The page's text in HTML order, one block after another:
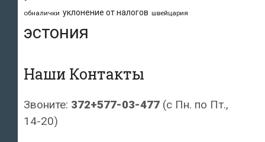
обналички уклонение от налогов швейцария
эстония
Наши Контакты
Звоните: 372+577-03-477 (с Пн. по Пт.,
14-20)